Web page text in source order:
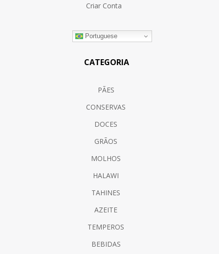
Criar Conta
Portuguese
CATEGORIA
PÃES
CONSERVAS
DOCES
GRÃOS
MOLHOS
HALAWI
TAHINES
AZEITE
TEMPEROS
BEBIDAS